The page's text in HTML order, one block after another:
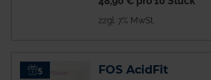
zzgl. 7% MwSt.
5 FOS AcidFit